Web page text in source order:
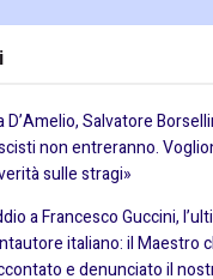
D’Amelio, Salvatore
non entreranno.
sulle stragi»
a Francesco Guccini,
italiano: il Maestro
e denunciato il